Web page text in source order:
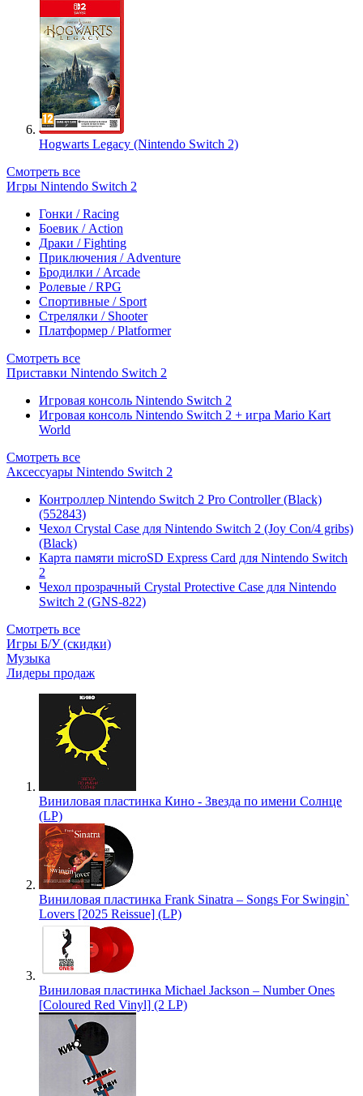
Hogwarts Legacy (Nintendo Switch 2)
Смотреть все
Игры Nintendo Switch 2
Гонки / Racing
Боевик / Action
Драки / Fighting
Приключения / Adventure
Бродилки / Arcade
Ролевые / RPG
Спортивные / Sport
Стрелялки / Shooter
Платформер / Platformer
Смотреть все
Приставки Nintendo Switch 2
Игровая консоль Nintendo Switch 2
Игровая консоль Nintendo Switch 2 + игра Mario Kart
World
Смотреть все
Аксессуары Nintendo Switch 2
Контроллер Nintendo Switch 2 Pro Controller (Black)
(552843)
Чехол Сrystal Сase для Nintendo Switch 2 (Joy Con/4 gribs)
(Black)
Карта памяти microSD Express Card для Nintendo Switch
2
Чехол прозрачный Crystal Protective Case для Nintendo
Switch 2 (GNS-822)
Смотреть все
Игры Б/У (скидки)
Музыка
Лидеры продаж
Виниловая пластинка Кино - Звезда по имени Солнце
(LP)
Виниловая пластинка Frank Sinatra – Songs For Swingin`
Lovers [2025 Reissue] (LP)
Виниловая пластинка Michael Jackson – Number Ones
[Coloured Red Vinyl] (2 LP)